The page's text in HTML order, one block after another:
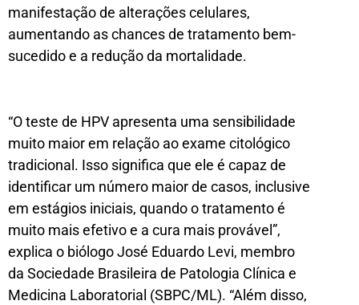
manifestação de alterações celulares,
aumentando as chances de tratamento bem-
sucedido e a redução da mortalidade.
“O teste de HPV apresenta uma sensibilidade
muito maior em relação ao exame citológico
tradicional. Isso significa que ele é capaz de
identificar um número maior de casos, inclusive
em estágios iniciais, quando o tratamento é
muito mais efetivo e a cura mais provável”,
explica o biólogo José Eduardo Levi, membro
da Sociedade Brasileira de Patologia Clínica e
Medicina Laboratorial (SBPC/ML). “Além disso,